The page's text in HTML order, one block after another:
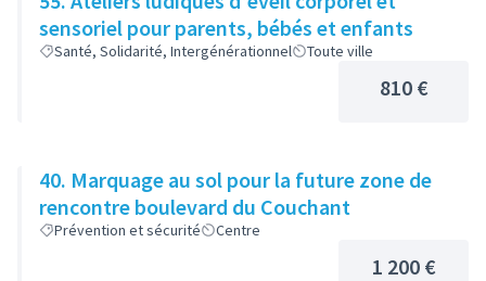
sensoriel pour parents, bébés et enfants
Santé, Solidarité, Intergénérationnel Toute ville
810 €
40. Marquage au sol pour la future zone de
rencontre boulevard du Couchant
Prévention et sécurité Centre
1 200 €